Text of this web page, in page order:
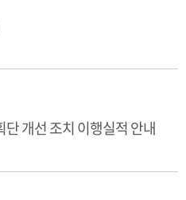
개선 조치 이행실적 안내